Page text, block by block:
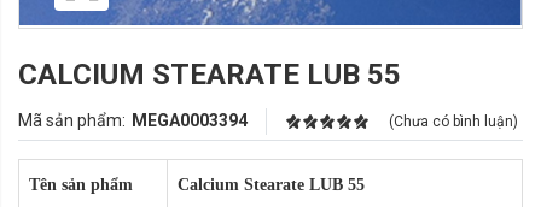
CALCIUM STEARATE LUB 55
Mã sản phẩm: MEGA0003394 (Chưa có bình luận)
Tên sản phẩm Calcium Stearate LUB 55